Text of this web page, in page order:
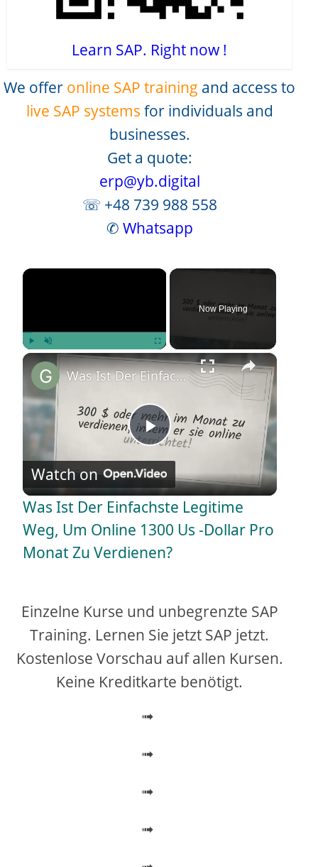
Learn SAP. Right now !
We offer online SAP training and access to
live SAP systems for individuals and
businesses.
Get a quote:
erp@yb.digital
☏ +48 739 988 558
✆ Whatsapp
×
Unmute Fullscreen
Now Playing
×
P
l
a
V
i
e
o
Was Ist Der Einfachste Legitime Weg, Um Online 1300 Us -Dollar Pro Monat Zu Verdienen?
Watch on
Was Ist Der Einfachste Legitime
Weg, Um Online 1300 Us -Dollar Pro
Monat Zu Verdienen?
Einzelne Kurse und unbegrenzte SAP
Training. Lernen Sie jetzt SAP jetzt.
Kostenlose Vorschau auf allen Kursen.
Keine Kreditkarte benötigt.
➟
➟
➟
➟